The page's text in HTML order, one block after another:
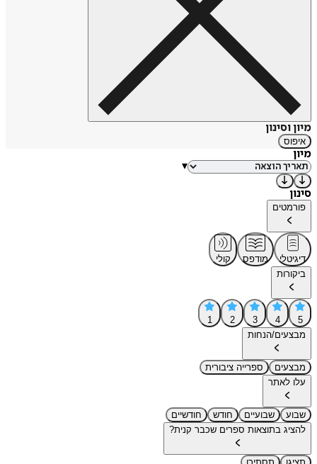
מיון וסינון
איפוס
מיון
▾
סינון
פורמטים
דיגיטלי מודפס
קולי
ביקורות
5
4
3
2
1
מבצעים/הנחות
מבצעים
ספרייה ציבורית
עלו לאתר
שבוע שבועיים חודש
חודשיים
להציג בתוצאות ספרים שכבר קנית?